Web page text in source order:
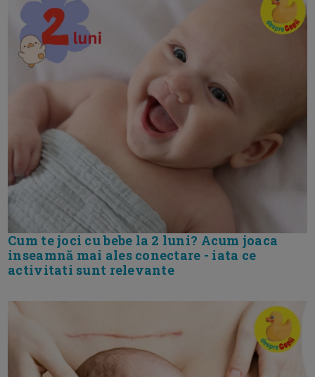
Cum te joci cu bebe la 2 luni? Acum joaca
inseamnă mai ales conectare - iata ce
activitati sunt relevante